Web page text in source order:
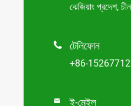
ঝেজিয়াং প্রদেশ, চীন
 টেলিফোন
+86-
 ই-মেইল